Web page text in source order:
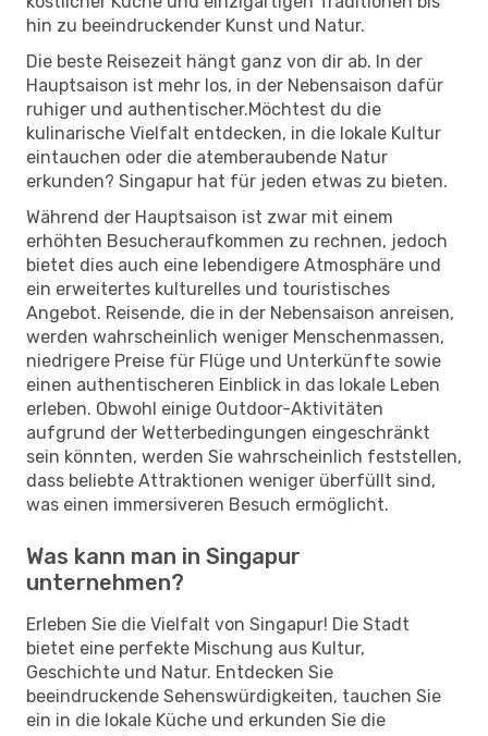
hin zu beeindruckender Kunst und Natur.
Die beste Reisezeit hängt ganz von dir ab. In der
Hauptsaison ist mehr los, in der Nebensaison dafür
ruhiger und authentischer.Möchtest du die
kulinarische Vielfalt entdecken, in die lokale Kultur
eintauchen oder die atemberaubende Natur
erkunden? Singapur hat für jeden etwas zu bieten.
Während der Hauptsaison ist zwar mit einem
erhöhten Besucheraufkommen zu rechnen, jedoch
bietet dies auch eine lebendigere Atmosphäre und
ein erweitertes kulturelles und touristisches
Angebot. Reisende, die in der Nebensaison anreisen,
werden wahrscheinlich weniger Menschenmassen,
niedrigere Preise für Flüge und Unterkünfte sowie
einen authentischeren Einblick in das lokale Leben
erleben. Obwohl einige Outdoor-Aktivitäten
aufgrund der Wetterbedingungen eingeschränkt
sein könnten, werden Sie wahrscheinlich feststellen,
dass beliebte Attraktionen weniger überfüllt sind,
was einen immersiveren Besuch ermöglicht.
Was kann man in Singapur
unternehmen?
Erleben Sie die Vielfalt von Singapur! Die Stadt
bietet eine perfekte Mischung aus Kultur,
Geschichte und Natur. Entdecken Sie
beeindruckende Sehenswürdigkeiten, tauchen Sie
ein in die lokale Küche und erkunden Sie die